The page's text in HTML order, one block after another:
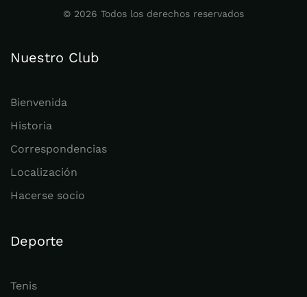
© 2026 Todos los derechos reservados
Nuestro Club
Bienvenida
Historia
Correspondencias
Localización
Hacerse socio
Deporte
Tenis